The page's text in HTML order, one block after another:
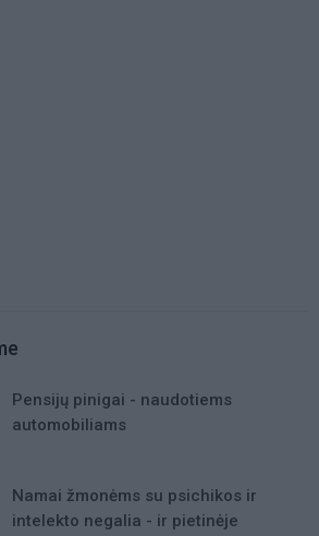
Pensijų pinigai - naudotiems
automobiliams
Namai žmonėms su psichikos ir
intelekto negalia - ir pietinėje